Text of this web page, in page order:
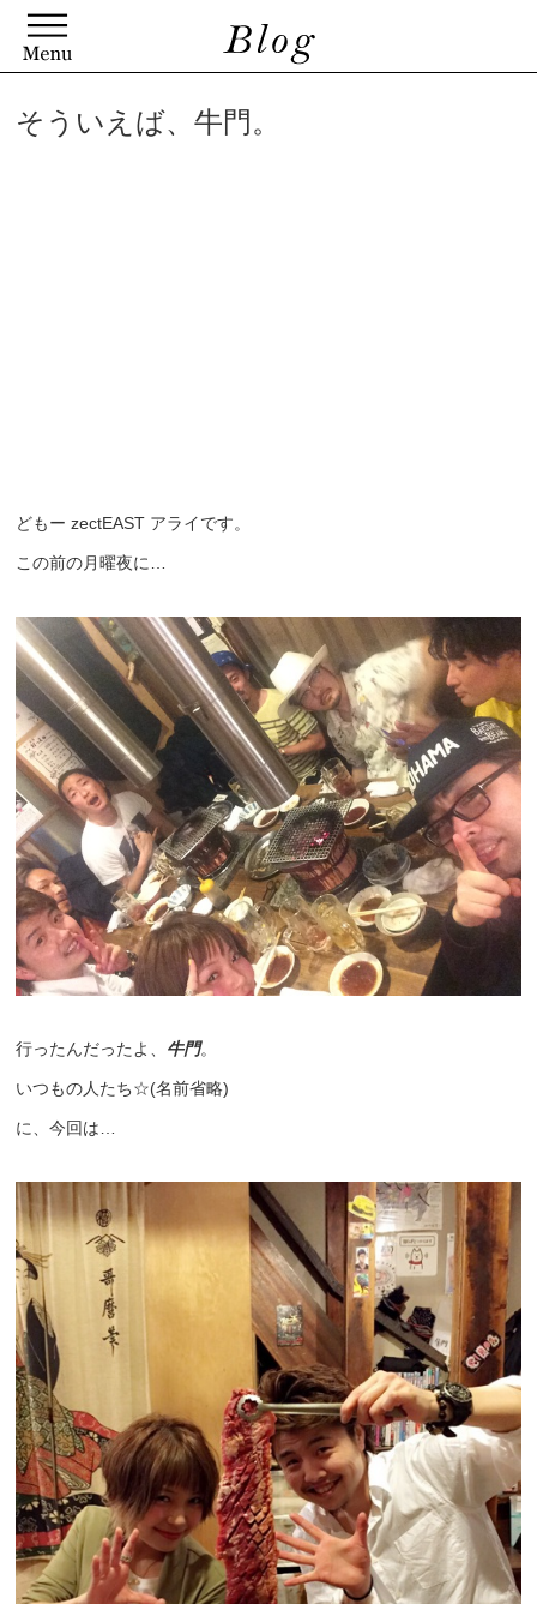
そういえば、牛門。
どもー zectEAST アライです。
この前の月曜夜に…
行ったんだったよ、 牛門。
いつもの人たち☆(名前省略)
に、今回は…